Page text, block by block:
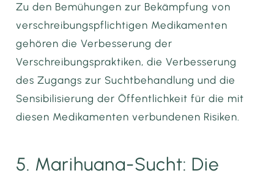
Zu den Bemühungen zur Bekämpfung von
verschreibungspflichtigen Medikamenten
gehören die Verbesserung der
Verschreibungspraktiken, die Verbesserung
des Zugangs zur Suchtbehandlung und die
Sensibilisierung der Öffentlichkeit für die mit
diesen Medikamenten verbundenen Risiken.
5. Marihuana-Sucht: Die